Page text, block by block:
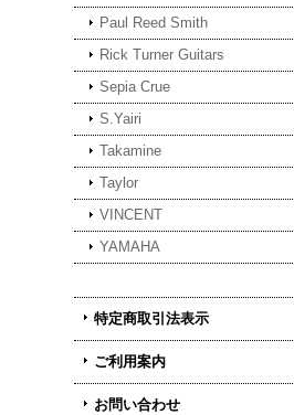
Paul Reed Smith
Rick Turner Guitars
Sepia Crue
S.Yairi
Takamine
Taylor
VINCENT
YAMAHA
特定商取引法表示
ご利用案内
お問い合わせ